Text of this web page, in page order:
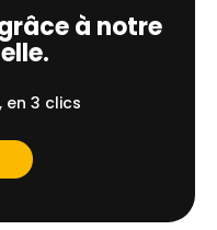
à notre
3 clics